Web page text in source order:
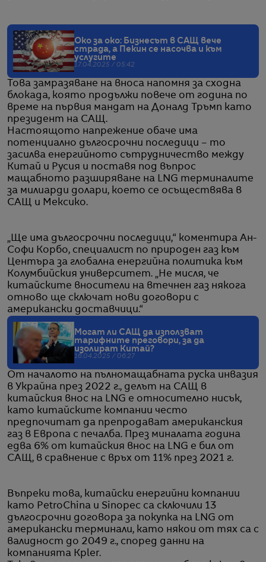
Око за око: Бизнесът в САЩ вече
страда, а Пекин се насочва и към
услугите
17.04.2025 / 05:42
Това замразяване на вноса напомня за сходна
блокада, която продължи повече от година по
време на първия мандат на Доналд Тръмп като
президент на САЩ.
Настоящото напрежение обаче има
потенциално дългосрочни последици – то
засилва енергийното сътрудничество между
Китай и Русия и поставя под въпрос
мащабното разширяване на LNG терминалите
за милиарди долари, което се осъществява в
САЩ и Мексико.
„Ще има дългосрочни последици,“ коментира Ан-
Софи Корбо, специалист по природен газ към
Центъра за глобална енергийна политика към
Колумбийския университет. „Не мисля, че
китайските вносители на втечнен газ някога
отново ще сключат нови договори с
американски доставчици.“
Могат ли САЩ да използват
тарифните преговори, за да
изолират Китай?
16.04.2025 / 06:27
От началото на пълномащабната руска инвазия
в Украйна през 2022 г., делът на САЩ в
китайския внос на LNG е относително нисък,
като китайските компании често
предпочитат да препродават американския
газ в Европа с печалба. През миналата година
едва 6% от китайския внос на LNG е бил от
САЩ, в сравнение с връх от 11% през 2021 г.
Въпреки това, китайски енергийни компании
като PetroChina и Sinopec са сключили 13
дългосрочни договора за покупка на LNG от
американски терминали, като някои от тях са с
валидност до 2049 г., според данни на
компанията Kpler.